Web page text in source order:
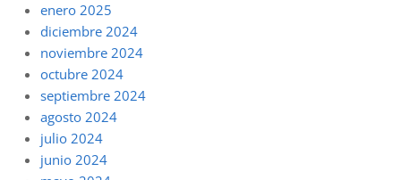
enero 2025
diciembre 2024
noviembre 2024
octubre 2024
septiembre 2024
agosto 2024
julio 2024
junio 2024